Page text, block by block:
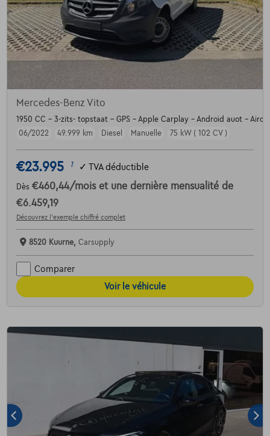
Mercedes-Benz Vito
1950 CC - 3-zits- topstaat - GPS - Apple Carplay - Android auot -
06/2022
49.999 km Diesel Manuelle 75 kW ( 102 CV )
€23.995 1 ✓ TVA déductible
Dès €460,44/mois et une dernière mensualité de
€6.459,19
Découvrez l’exemple chiffré complet
8520 Kuurne, Carsupply
Comparer
Voir le véhicule